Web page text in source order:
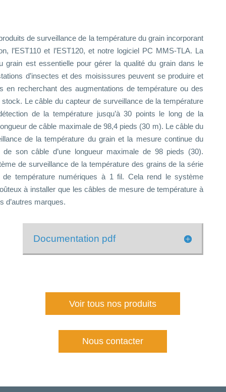
de surveillance de la température du grain incorporant
l’EST110 et l’EST120, et notre logiciel PC MMS-TLA. La
grain est essentielle pour gérer la qualité du grain dans le
d’insectes et des moisissures peuvent se produire et
en recherchant des augmentations de température ou des
Le câble du capteur de surveillance de la température
de la température jusqu’à 30 points le long de la
de câble maximale de 98,4 pieds (30 m). Le câble du
de la température du grain et la mesure continue du
son câble d’une longueur maximale de 98 pieds (30).
de surveillance de la température des grains de la série
de température numériques à 1 fil. Cela rend le système
à installer que les câbles de mesure de température à
d’autres marques.
Documentation pdf
Voir tous nos produits
Nous contacter